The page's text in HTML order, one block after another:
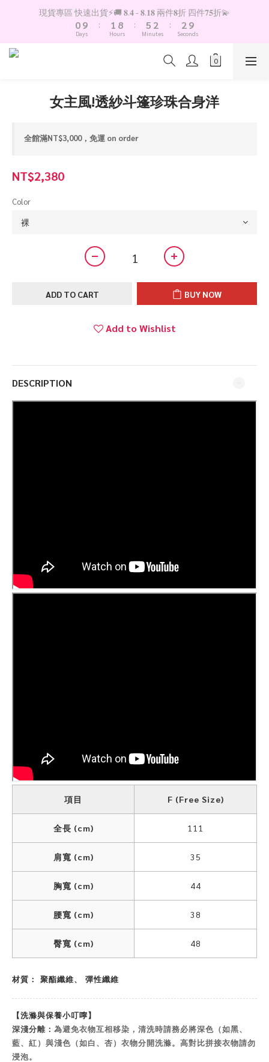
現貨專區 快速出貨⚡️🚚 𝟖.𝟒 - 𝟖.𝟏𝟖 兩件𝟖折 四件𝟕𝟓折💫
1
09
8
3
0
Days
:
2
1
0
9
8
7
2
Hours
:
6
5
4
3
2
1
Minutes
:
3
2
1
9
8
6
3
Seconds
女主風!透紗斗篷珍珠合身洋
全館滿NT$3,000，免運 on order
NT$2,380
Color
ADD TO CART BUY NOW
Add to Wishlist
DESCRIPTION
項目 F (Free Size)
全長 (cm) 111
肩寬 (cm) 35
胸寬 (cm) 44
腰寬 (cm) 38
臀寬 (cm) 48
材質： 聚酯纖維、 彈性纖維
【洗滌與保養小叮嚀】
深淺分離： 為避免衣物互相移染，清洗時請務必將深色（如黑、
藍、紅）與淺色（如白、杏）衣物分開洗滌。高對比拼接衣物請勿
浸泡。